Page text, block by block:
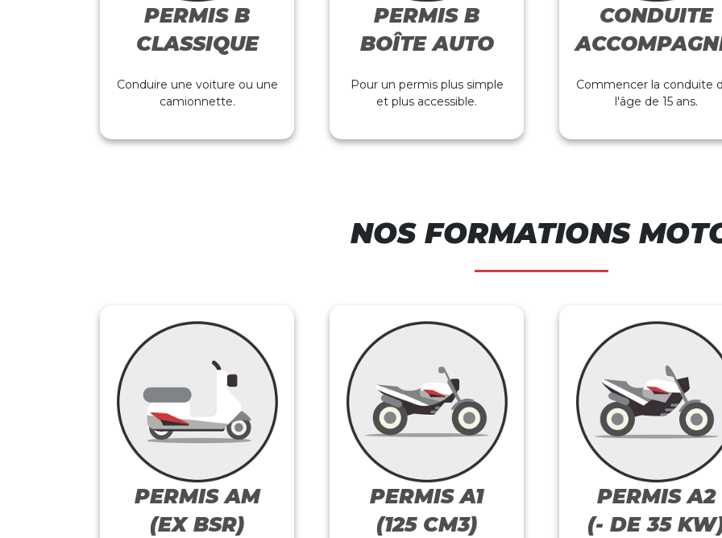
PERMIS B
CLASSIQUE
Conduire une voiture ou une
camionnette.
PERMIS B
BOÎTE AUTO
Pour un permis plus simple
et plus accessible.
CONDUITE
Commencer la conduite
l'âge de 15 ans.
NOS FORMATIONS
PERMIS AM
(EX BSR)
PERMIS A1
(125 CM3)
PERMISA2
(- DE 35